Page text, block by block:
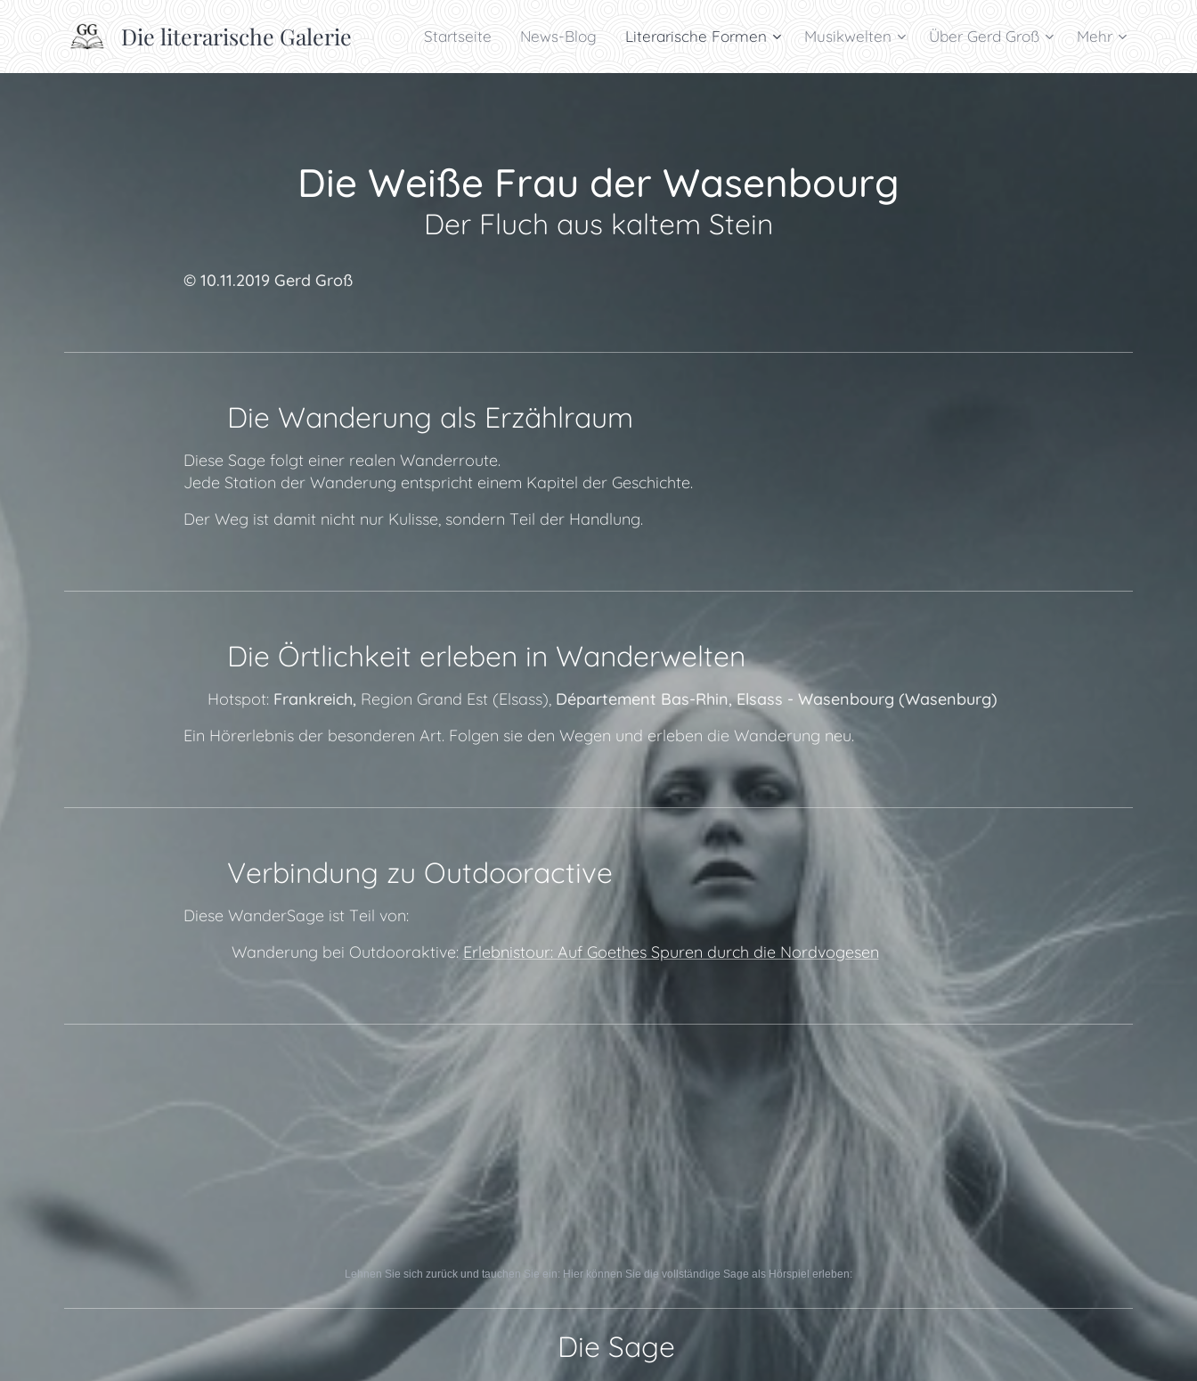
Die literarische Galerie Startseite News-Blog Literarische Formen Musikwelten Über Gerd Groß Mehr
Die Weiße Frau der Wasenbourg
Der Fluch aus kaltem Stein
© 10.11.2019 Gerd Groß
🧭 Die Wanderung als Erzählraum
Diese Sage folgt einer realen Wanderroute.
Jede Station der Wanderung entspricht einem Kapitel der Geschichte.
Der Weg ist damit nicht nur Kulisse, sondern Teil der Handlung.
📍 Die Örtlichkeit erleben in Wanderwelten
🔗 Hotspot: Frankreich, Region Grand Est (Elsass), Département Bas-Rhin, Elsass - Wasenbourg (Wasenburg)
Ein Hörerlebnis der besonderen Art. Folgen sie den Wegen und erleben die Wanderung neu.
🔗 Verbindung zu Outdooractive
Diese WanderSage ist Teil von:
👉 🔗 Wanderung bei Outdooraktive: Erlebnistour: Auf Goethes Spuren durch die Nordvogesen
Lehnen Sie sich zurück und tauchen Sie ein: Hier können Sie die vollständige Sage als Hörspiel erleben:
📜 Die Sage